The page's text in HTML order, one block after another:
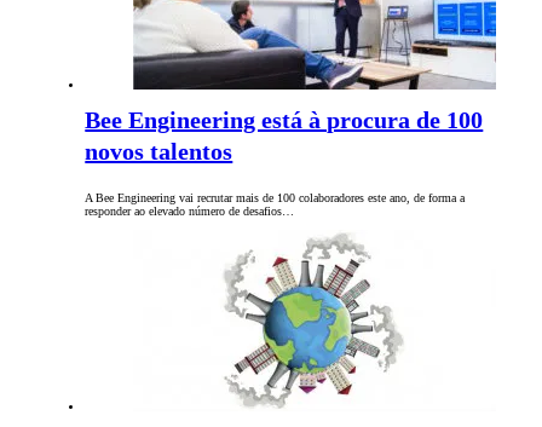
Bee Engineering está à procura de 100
novos talentos
A Bee Engineering vai recrutar mais de 100 colaboradores este ano, de forma a
responder ao elevado número de desafios…